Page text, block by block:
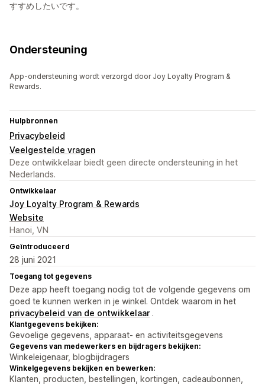
すすめしたいです。
Ondersteuning
App-ondersteuning wordt verzorgd door Joy Loyalty Program &
Rewards.
Hulpbronnen
Privacybeleid
Veelgestelde vragen
Deze ontwikkelaar biedt geen directe ondersteuning in het
Nederlands.
Ontwikkelaar
Joy Loyalty Program & Rewards
Website
Hanoi, VN
Geïntroduceerd
28 juni 2021
Toegang tot gegevens
Deze app heeft toegang nodig tot de volgende gegevens om
goed te kunnen werken in je winkel. Ontdek waarom in het
privacybeleid van de ontwikkelaar .
Klantgegevens bekijken:
Gevoelige gegevens, apparaat- en activiteitsgegevens
Gegevens van medewerkers en bijdragers bekijken:
Winkeleigenaar, blogbijdragers
Winkelgegevens bekijken en bewerken:
Klanten, producten, bestellingen, kortingen, cadeaubonnen,